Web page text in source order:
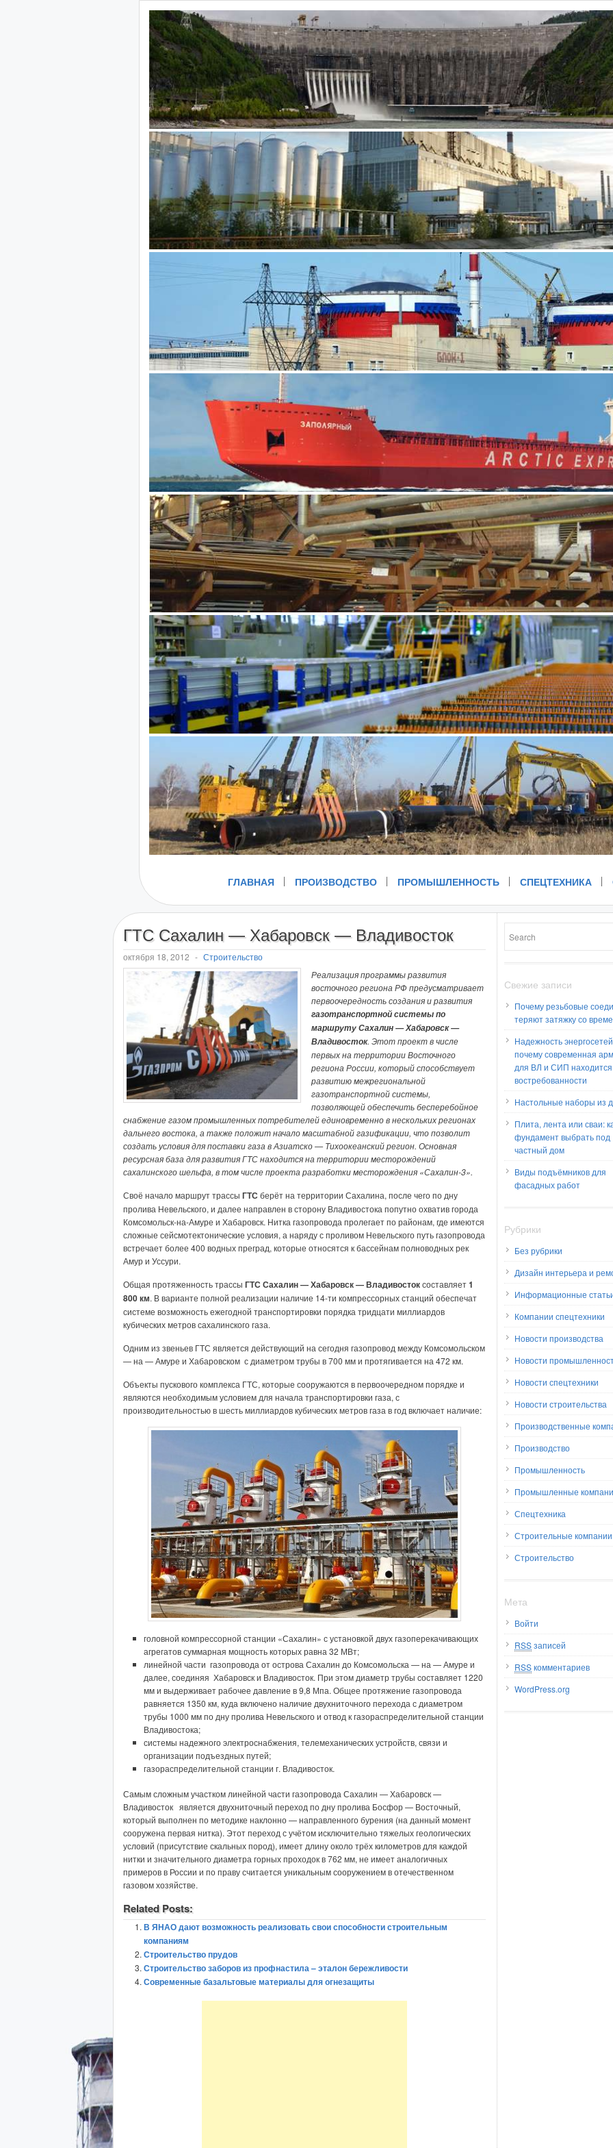
ГЛАВНАЯ ПРОИЗВОДСТВО ПРОМЫШЛЕННОСТЬ СПЕЦТЕХНИКА
ГТС Сахалин — Хабаровск — Владивосток
октября 18, 2012 - Строительство
Реализация программы развития
восточного региона РФ предусматривает
первоочередность создания и развития
газотранспортной системы по
маршруту Сахалин — Хабаровск —
Владивосток. Этот проект в числе
первых на территории Восточного
региона России, который способствует
развитию межрегиональной
газотранспортной системы,
позволяющей обеспечить бесперебойное
снабжение газом промышленных потребителей единовременно в нескольких регионах
дальнего востока, а также положит начало масштабной газификации, что позволит
создать условия для поставки газа в Азиатско — Тихоокеанский регион. Основная
ресурсная база для развития ГТС находится на территории месторождений
сахалинского шельфа, в том числе проекта разработки месторождения «Сахалин-3».
Своё начало маршрут трассы ГТС берёт на территории Сахалина, после чего по дну
пролива Невельского, и далее направлен в сторону Владивостока попутно охватив города
Комсомольск-на-Амуре и Хабаровск. Нитка газопровода пролегает по районам, где имеются
сложные сейсмотектонические условия, а наряду с проливом Невельского путь газопровода
встречает более 400 водных преград, которые относятся к бассейнам полноводных рек
Амур и Уссури.
Общая протяженность трассы ГТС Сахалин — Хабаровск — Владивостоксоставляет1
800 км. В варианте полной реализации наличие 14-ти компрессорных станций обеспечат
системе возможность ежегодной транспортировки порядка тридцати миллиардов
кубических метров сахалинского газа.
Одним из звеньев ГТС является действующий на сегодня газопровод между Комсомольском
— на — Амуре и Хабаровском с диаметром трубы в 700 мм и протягивается на 472 км.
Объекты пускового комплекса ГТС, которые сооружаются в первоочередном порядке и
являются необходимым условием для начала транспортировки газа, с
производительностью в шесть миллиардов кубических метров газа в год включает наличие:
головной компрессорной станции «Сахалин» с установкой двух газоперекачивающих
агрегатов суммарная мощность которых равна 32 МВт;
линейной части газопровода от острова Сахалин до Комсомольска — на — Амуре и
далее, соединяя Хабаровск и Владивосток. При этом диаметр трубы составляет 1220
мм и выдерживает рабочее давление в 9,8 Мпа. Общее протяжение газопровода
равняется 1350 км, куда включено наличие двухниточного перехода с диаметром
трубы 1000 мм по дну пролива Невельского и отвод к газораспределительной станции
Владивостока;
системы надежного электроснабжения, телемеханических устройств, связи и
организации подъездных путей;
газораспределительной станции г. Владивосток.
Самым сложным участком линейной части газопровода Сахалин — Хабаровск —
Владивосток является двухниточный переход по дну пролива Босфор — Восточный,
который выполнен по методике наклонно — направленного бурения (на данный момент
сооружена первая нитка). Этот переход с учётом исключительно тяжелых геологических
условий (присутствие скальных пород), имеет длину около трёх километров для каждой
нитки и значительного диаметра горных проходок в 762 мм, не имеет аналогичных
примеров в России и по праву считается уникальным сооружением в отечественном
газовом хозяйстве.
Related Posts:
В ЯНАО дают возможность реализовать свои способности строительным
компаниям
Строительство прудов
Строительство заборов из профнастила – эталон бережливости
Современные базальтовые материалы для огнезащиты
Свежие записи
Почему резьбовые
теряют затяжку со
Надежность
почему современная
для ВЛ и СИП находится
востребованности
Настольные наборы из
Плита, лента или сваи:
фундамент выбрать под
частный дом
Виды подъёмников для
фасадных работ
Рубрики
Без рубрики
Дизайн интерьера и
Информационные
Компании спецтехники
Новости производства
Новости
Новости спецтехники
Новости строительства
Производственные
Производство
Промышленность
Промышленные
Спецтехника
Строительные компании
Строительство
Мета
Войти
RSSзаписей
RSSкомментариев
WordPress.org